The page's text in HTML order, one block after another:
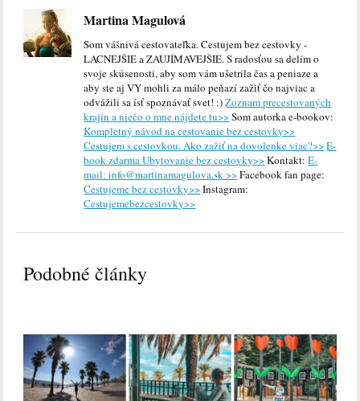
Martina Magulová
Som vášnivá cestovateľka. Cestujem bez cestovky -
LACNEJŠIE a ZAUJÍMAVEJŠIE. S radosťou sa delím o
svoje skúsenosti, aby som vám ušetrila čas a peniaze a
aby ste aj VY mohli za málo peňazí zažiť čo najviac a
odvážili sa ísť spoznávať svet! :)Zoznam precestovaných
krajín a niečo o mne nájdete tu>>Som autorka e-bookov:
Kompletný návod na cestovanie bez cestovky>>
Cestujem s cestovkou. Ako zažiť na dovolenke viac?>>E-
book zdarma Ubytovanie bez cestovky>>Kontakt:E-
mail: info@martinamagulova.sk >>Facebook fan page:
Cestujeme bez cestovky>>Instagram:
Cestujemebezcestovky>>
Podobné články